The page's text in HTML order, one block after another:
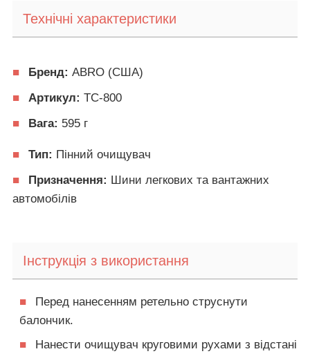
Технічні характеристики
■ Бренд: ABRO (США)
■
Артикул: TC-800
■
Вага: 595 г
■ Тип: Пінний очищувач
■
Призначення: Шини легкових та вантажних
автомобілів
Інструкція з використання
■
Перед нанесенням ретельно струснути
балончик.
■
Нанести очищувач круговими рухами з відстані